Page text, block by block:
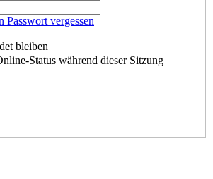
Passwort vergessen
bleiben
Status während dieser Sitzung